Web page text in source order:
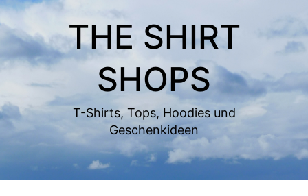
Zum
Inhalt
springen
THE SHIRT
SHOPS
T-Shirts, Tops, Hoodies und
Geschenkideen